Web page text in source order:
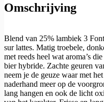
Omschrijving
Blend van 25% lambiek 3
sur lattes. Matig troebele,
met reeds heel wat aroma’s
bier hybride. Zachte geuren
neem je de geuze waar met
naderhand meer op de
lang hangen en ook de licht